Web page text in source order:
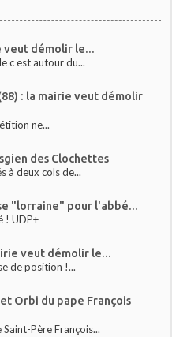
veut démolir le...
c est autour du...
: la mairie veut démolir
ne...
des Clochettes
à deux cols de...
"lorraine" pour l'abbé...
! UDP+
veut démolir le...
de position !...
Orbi du pape François
Père François...